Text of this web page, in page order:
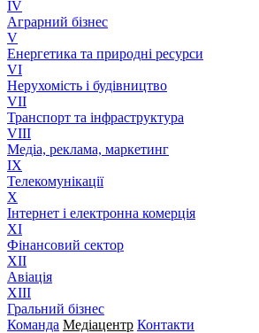
IV
Аграрний бізнес
V
Енергетика та природні ресурси
VI
Нерухомість і будівництво
VII
Транспорт та інфраструктура
VIII
Медіа, реклама, маркетинг
IX
Телекомунікації
X
Інтернет і електронна комерція
XI
Фінансовий сектор
XII
Авіація
XIII
Гральний бізнес
Команда Медіацентр Контакти